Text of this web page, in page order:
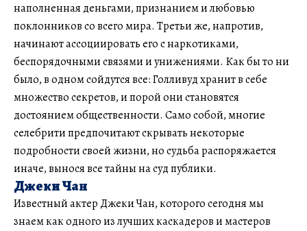
наполненная деньгами, признанием и любовью
поклонников со всего мира. Третьи же, напротив,
начинают ассоциировать его с наркотиками,
беспорядочными связями и унижениями. Как бы то ни
было, в одном сойдутся все: Голливуд хранит в себе
множество секретов, и порой они становятся
достоянием общественности. Само собой, многие
селебрити предпочитают скрывать некоторые
подробности своей жизни, но судьба распоряжается
иначе, вынося все тайны на суд публики.
Джеки Чан
Известный актер Джеки Чан, которого сегодня мы
знаем как одного из лучших каскадеров и мастеров